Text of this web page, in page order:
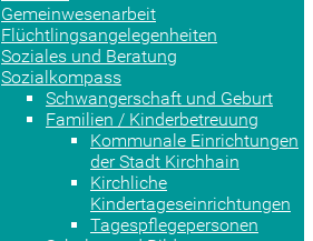
Gemeinwesenarbeit
Flüchtlingsangelegenheiten
Soziales und Beratung
Sozialkompass
Schwangerschaft und Geburt
Familien / Kinderbetreuung
Kommunale Einrichtungen
der Stadt Kirchhain
Kirchliche
Kindertageseinrichtungen
Tagespflegepersonen